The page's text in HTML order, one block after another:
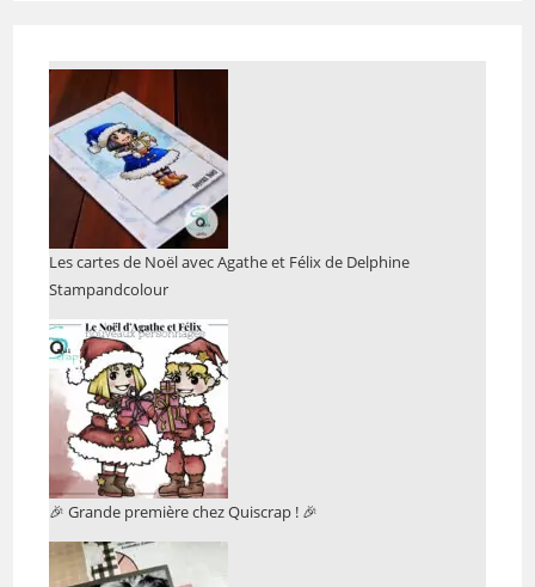
Les cartes de Noël avec Agathe et Félix de Delphine
Stampandcolour
🎉 Grande première chez Quiscrap ! 🎉